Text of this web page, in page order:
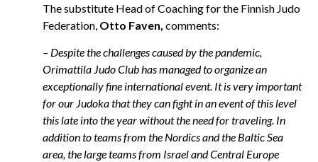
The substitute Head of Coaching for the Finnish Judo
Federation, Otto Faven, comments:
– Despite the challenges caused by the pandemic,
Orimattila Judo Club has managed to organize an
exceptionally fine international event. It is very important
for our Judoka that they can fight in an event of this level
this late into the year without the need for traveling. In
addition to teams from the Nordics and the Baltic Sea
area, the large teams from Israel and Central Europe